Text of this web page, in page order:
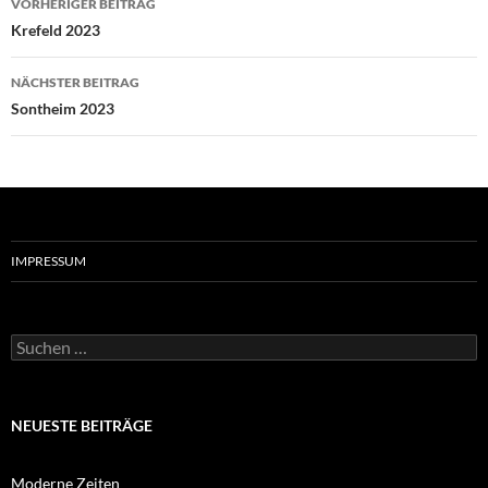
VORHERIGER BEITRAG
Krefeld 2023
NÄCHSTER BEITRAG
Sontheim 2023
IMPRESSUM
Suchen
nach:
NEUESTE BEITRÄGE
Moderne Zeiten